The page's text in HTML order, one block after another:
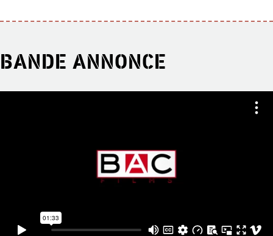
BANDE ANNONCE